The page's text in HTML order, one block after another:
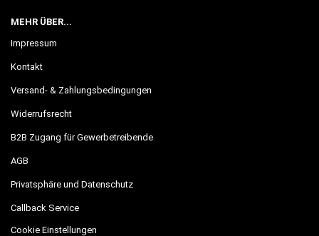
MEHR ÜBER...
Impressum
Kontakt
Versand- & Zahlungsbedingungen
Widerrufsrecht
B2B Zugang für Gewerbetreibende
AGB
Privatsphäre und Datenschutz
Callback Service
Cookie Einstellungen